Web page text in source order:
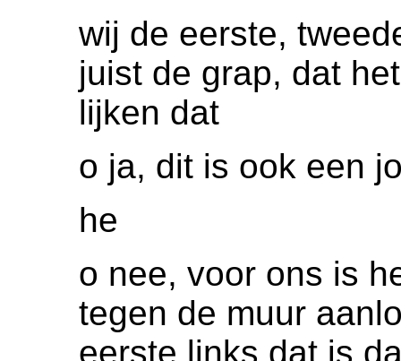
wij de eerste,
juist de grap, dat
lijken dat
o ja, dit is ook een
he
o nee, voor ons is
tegen de muur
eerste links dat is